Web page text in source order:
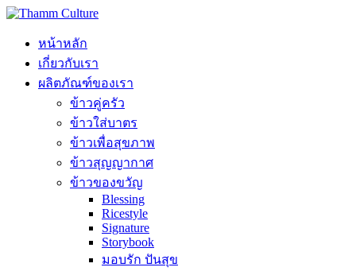
หน้าหลัก
เกี่ยวกับเรา
ผลิตภัณฑ์ของเรา
ข้าวคู่ครัว
ข้าวใส่บาตร
ข้าวเพื่อสุขภาพ
ข้าวสุญญากาศ
ข้าวของขวัญ
Blessing
Ricestyle
Signature
Storybook
มอบรัก ปันสุข